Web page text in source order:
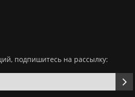
подпишитесь на рассылку: